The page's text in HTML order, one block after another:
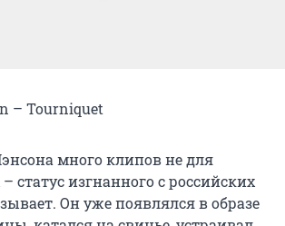
– Tourniquet
много клипов не для
статус изгнанного с российских
Он уже появлялся в образе